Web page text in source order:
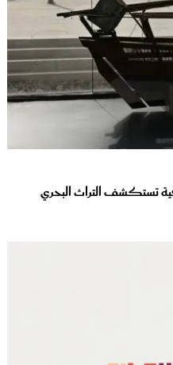
تستكشف التراث البحري